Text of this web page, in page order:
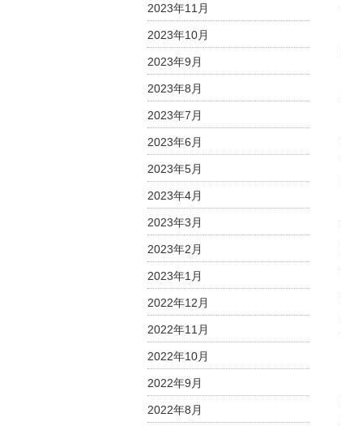
2023年11月
2023年10月
2023年9月
2023年8月
2023年7月
2023年6月
2023年5月
2023年4月
2023年3月
2023年2月
2023年1月
2022年12月
2022年11月
2022年10月
2022年9月
2022年8月